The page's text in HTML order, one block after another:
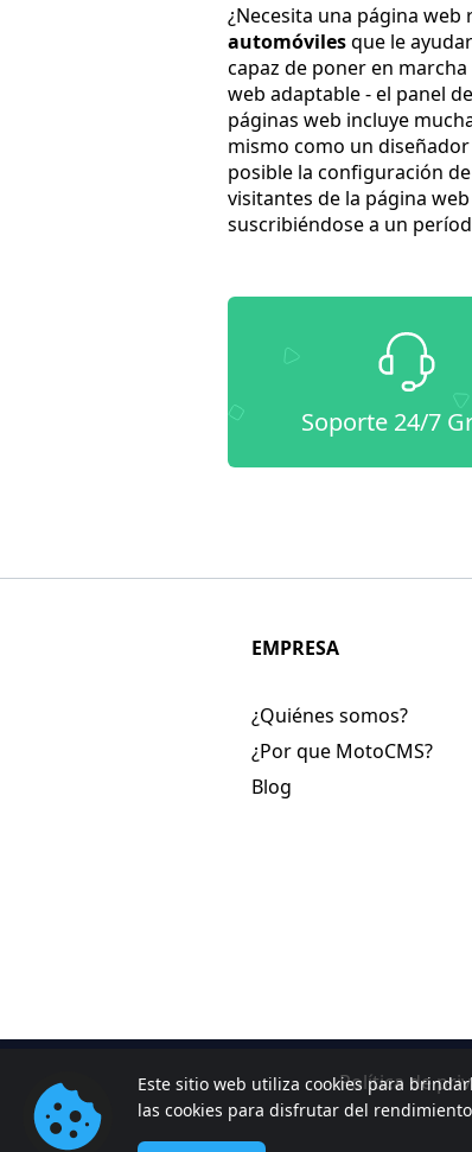
¿Necesita una página web
automóvilesque le
capaz de poner en
web adaptable - el panel
páginas web incluye
mismo como un
posible la configuración
visitantes de la página
suscribiéndose a un
Soporte 24/7
Este sitio web utiliza cookies para
las cookies para disfrutar del
EMPRESA
¿Quiénes somos?
¿Por que MotoCMS?
Blog
Política de